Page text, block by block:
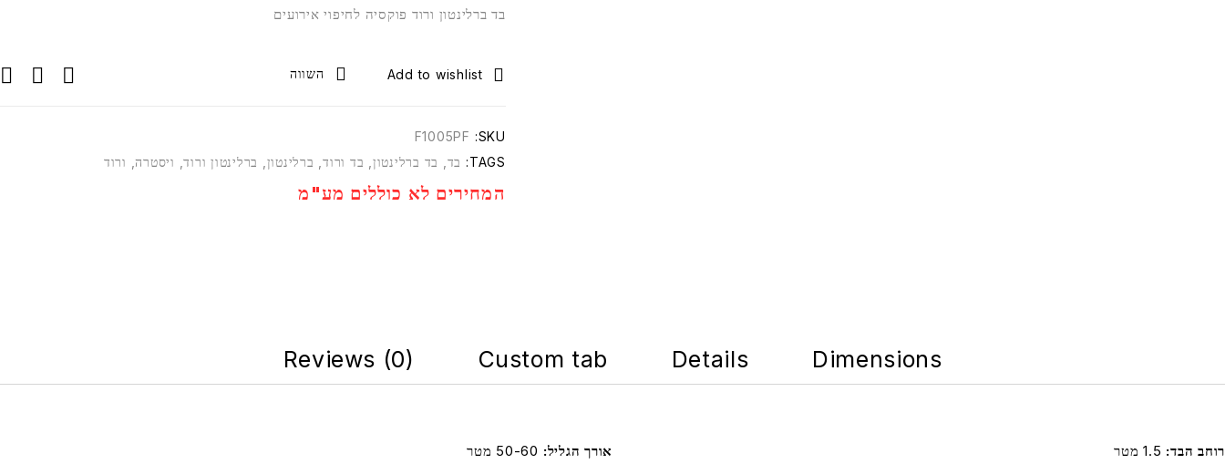
בד ברלינטון ורוד פוקסיה לחיפוי אירועים
השווה
SKU:
F1005PF
TAGS:
בד בד ברלינטון בד ורוד, ברלינטון ברלינטון ורוד, ויסטרה, ורוד
המחירים לא כוללים מע"מ
Dimensions
Details
Custom tab
Reviews (0)
רוחב הבד 1.5 מטר אורך הגליל
50-60 מטר